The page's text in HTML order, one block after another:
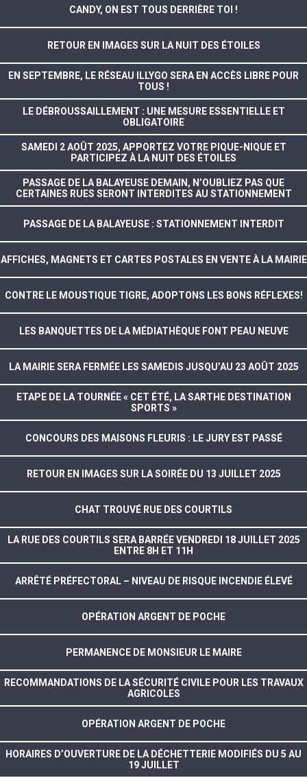
CANDY, ON EST TOUS DERRIÈRE TOI !
RETOUR EN IMAGES SUR LA NUIT DES ÉTOILES
EN SEPTEMBRE, LE RÉSEAU ILLYGO SERA EN ACCÈS LIBRE POUR
TOUS !
LE DÉBROUSSAILLEMENT : UNE MESURE ESSENTIELLE ET
OBLIGATOIRE
SAMEDI 2 AOÛT 2025, APPORTEZ VOTRE PIQUE-NIQUE ET
PARTICIPEZ À LA NUIT DES ÉTOILES
PASSAGE DE LA BALAYEUSE DEMAIN, N’OUBLIEZ PAS QUE
CERTAINES RUES SERONT INTERDITES AU STATIONNEMENT
PASSAGE DE LA BALAYEUSE : STATIONNEMENT INTERDIT
AFFICHES, MAGNETS ET CARTES POSTALES EN VENTE À LA MAIRIE
CONTRE LE MOUSTIQUE TIGRE, ADOPTONS LES BONS RÉFLEXES!
LES BANQUETTES DE LA MÉDIATHÈQUE FONT PEAU NEUVE
LA MAIRIE SERA FERMÉE LES SAMEDIS JUSQU’AU 23 AOÛT 2025
ETAPE DE LA TOURNÉE « CET ÉTÉ, LA SARTHE DESTINATION
SPORTS »
CONCOURS DES MAISONS FLEURIS : LE JURY EST PASSÉ
RETOUR EN IMAGES SUR LA SOIRÉE DU 13 JUILLET 2025
CHAT TROUVÉ RUE DES COURTILS
LA RUE DES COURTILS SERA BARRÉE VENDREDI 18 JUILLET 2025
ENTRE 8H ET 11H
ARRÊTÉ PRÉFECTORAL – NIVEAU DE RISQUE INCENDIE ÉLEVÉ
OPÉRATION ARGENT DE POCHE
PERMANENCE DE MONSIEUR LE MAIRE
RECOMMANDATIONS DE LA SÉCURITÉ CIVILE POUR LES TRAVAUX
AGRICOLES
OPÉRATION ARGENT DE POCHE
HORAIRES D’OUVERTURE DE LA DÉCHETTERIE MODIFIÉS DU 5 AU
19 JUILLET